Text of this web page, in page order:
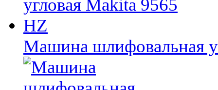
Машина шлифовальная